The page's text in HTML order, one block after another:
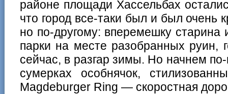
районе площади Хассельбах
что город все-таки был и был очень
но по-другому: вперемешку старина
парки на месте разобранных руин,
сейчас, в разгар зимы. Но начнем
сумерках особнячок,
Magdeburger Ring — скоростная